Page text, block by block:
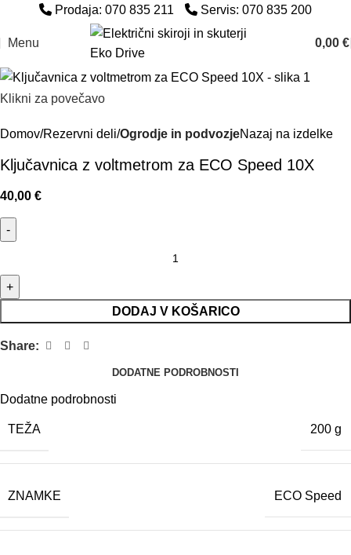
Prodaja: 070 835 211 Servis: 070 835 200
Menu 0,00 €
Klikni za povečavo
Domov Rezervni deli Ogrodje in podvozjeNazaj na izdelke
Ključavnica z voltmetrom za ECO Speed 10X
40,00 €
DODAJ V KOŠARICO
Share:
DODATNE PODROBNOSTI
Dodatne podrobnosti
TEŽA 200 g
ZNAMKE ECO Speed